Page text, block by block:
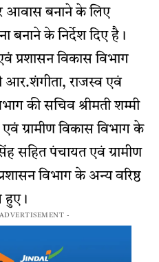
आवास बनाने के लिए
बनाने के निर्देश दिए है।
प्रशासन विकास विभाग
आर.शंगीता, राजस्व एवं
की सचिव श्रीमती शम्मी
ग्रामीण विकास विभाग के
सहित पंचायत एवं ग्रामीण
विभाग के अन्य वरिष्ठ
हुए।
-